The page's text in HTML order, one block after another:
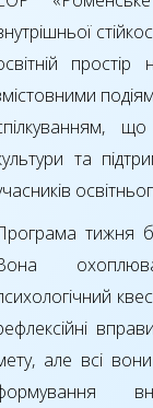
та
тижня
але всі